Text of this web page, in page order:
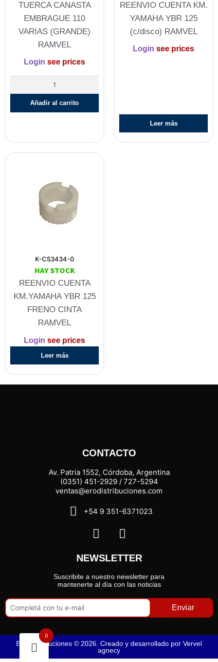
TUERCA CANASTA
EMBRAGUE 110
VARIAS (GRANDE)
RAMVEL
Login see prices
Añadir al carrito
REENVIO CUENTA KM.
YAMAHA YBR 125
(c/disco) RAMVEL
Login see prices
Leer más
K-CS3434-0
HAY STOCK
REENVIO CUENTA
KM.YAMAHA YBR 125
FRENO CINTA
RAMVEL
Login see prices
Leer más
CONTACTO
Av. Patria 1552, Córdoba, Argentina
(0351) 451-2929 / 727-5294
ventas@erodistribuciones.com
+54 9 351-6371023
NEWSLETTER
Suscribite a nuestro newsletter para
mantenerte al día con las noticias
Enviar
Ero Distribuciones © 2026. Creado y desarrollado por Vervel
agnecy
0